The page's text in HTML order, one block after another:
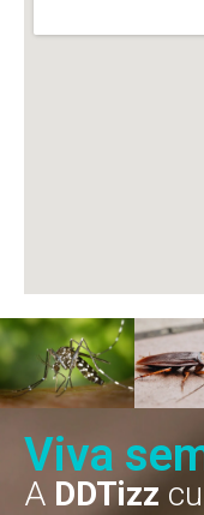
Viva
A DDTizz